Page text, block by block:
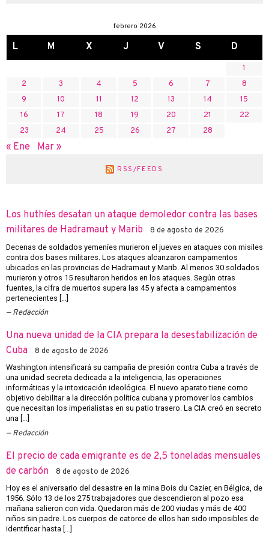
febrero 2026
L M X J V S D
1
2
3 4 5 6 7
8
9
10 11 12 13 14
15
16
17 18 19 20 21
22
23
24 25 26 27 28
« Ene Mar »
RSS/FEEDS
Los huthíes desatan un ataque demoledor contra las bases
militares de Hadramaut y Marib
8 de agosto de 2026
Decenas de soldados yemeníes murieron el jueves en ataques con misiles
contra dos bases militares. Los ataques alcanzaron campamentos
ubicados en las provincias de Hadramaut y Marib. Al menos 30 soldados
murieron y otros 15 resultaron heridos en los ataques. Según otras
fuentes, la cifra de muertos supera las 45 y afecta a campamentos
pertenecientes […]
Redacción
Una nueva unidad de la CIA prepara la desestabilización de
Cuba
8 de agosto de 2026
Washington intensificará su campaña de presión contra Cuba a través de
una unidad secreta dedicada a la inteligencia, las operaciones
informáticas y la intoxicación ideológica. El nuevo aparato tiene como
objetivo debilitar a la dirección política cubana y promover los cambios
que necesitan los imperialistas en su patio trasero. La CIA creó en secreto
una […]
Redacción
El precio de cada emigrante es de 2,5 toneladas mensuales
de carbón
8 de agosto de 2026
Hoy es el aniversario del desastre en la mina Bois du Cazier, en Bélgica, de
1956. Sólo 13 de los 275 trabajadores que descendieron al pozo esa
mañana salieron con vida. Quedaron más de 200 viudas y más de 400
niños sin padre. Los cuerpos de catorce de ellos han sido imposibles de
identificar hasta […]